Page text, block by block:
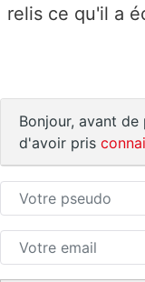
relis ce qu'il a
Bonjour, avant
d'avoir pris